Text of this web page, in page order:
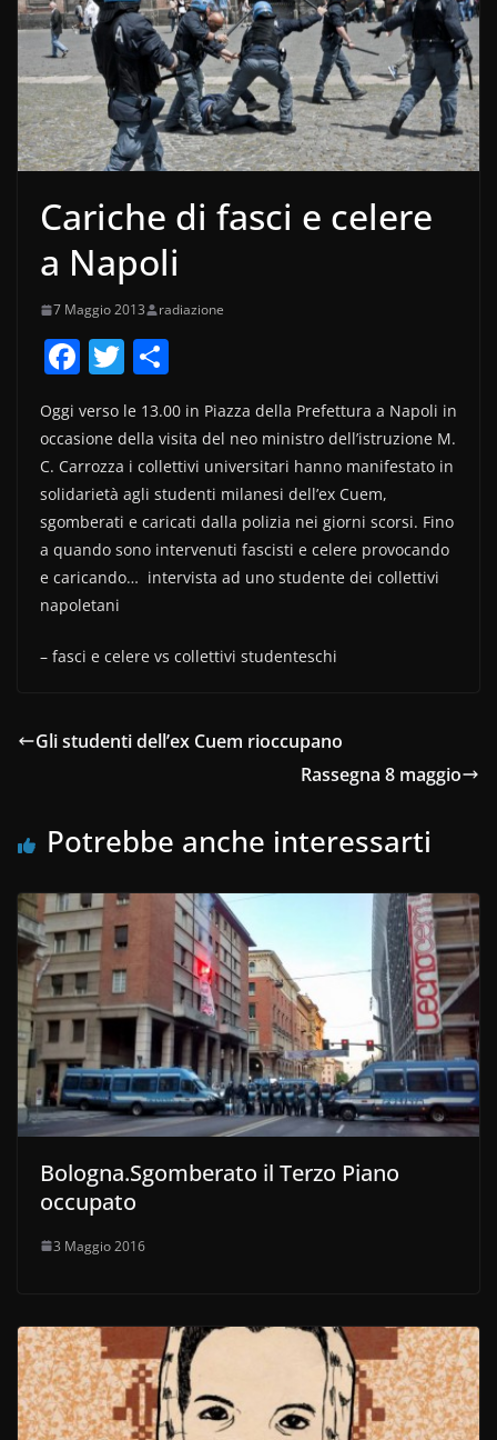
Cariche di fasci e celere
a Napoli
7 Maggio 2013 radiazione
F
c
e
b
o
o
k
T
w
itt
er
o
n
di
vi
di
Oggi verso le 13.00 in Piazza della Prefettura a Napoli in
occasione della visita del neo ministro dell’istruzione M.
C. Carrozza i collettivi universitari hanno manifestato in
solidarietà agli studenti milanesi dell’ex Cuem,
sgomberati e caricati dalla polizia nei giorni scorsi. Fino
a quando sono intervenuti fascisti e celere provocando
e caricando… intervista ad uno studente dei collettivi
napoletani
– fasci e celere vs collettivi studenteschi
Gli studenti dell’ex Cuem rioccupano
Rassegna 8 maggio
Potrebbe anche interessarti
Bologna.Sgomberato il Terzo Piano
occupato
3 Maggio 2016